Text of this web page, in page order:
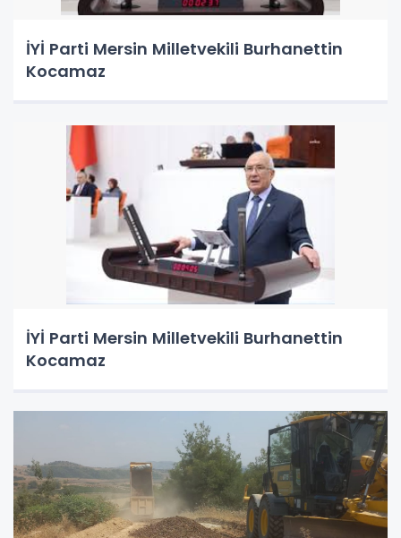
İYİ Parti Mersin Milletvekili Burhanettin
Kocamaz
İYİ Parti Mersin Milletvekili Burhanettin
Kocamaz